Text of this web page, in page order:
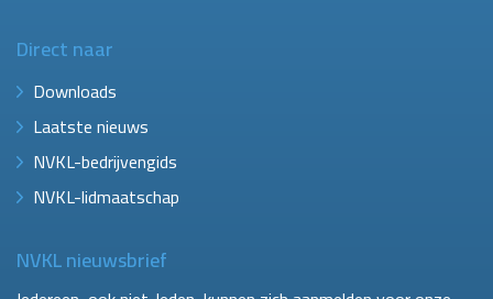
Direct naar
Downloads
Laatste nieuws
NVKL-bedrijvengids
NVKL-lidmaatschap
NVKL nieuwsbrief